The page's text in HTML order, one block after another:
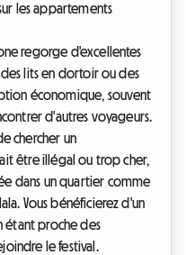
les appartements
regorge d'excellentes
lits en dortoir ou des
économique, souvent
d'autres voyageurs.
chercher un
être illégal ou trop cher,
dans un quartier comme
Vous bénéficierez d'un
étant proche des
le festival.